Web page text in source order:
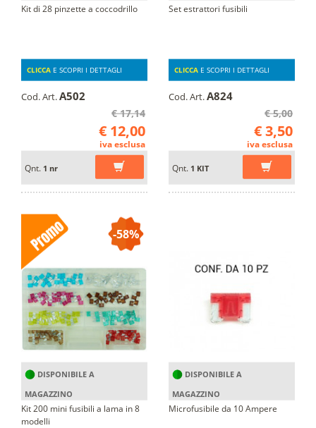
Kit di 28 pinzette a coccodrillo
CLICCA E SCOPRI I DETTAGLI
Cod. Art.A502
€ 17,14
€ 12,00
iva esclusa
Qnt. 1 nr
Set estrattori fusibili
CLICCA E SCOPRI I DETTAGLI
Cod. Art.A824
€ 5,00
€ 3,50
iva esclusa
Qnt. 1 KIT
-58%
DISPONIBILE A
MAGAZZINO
Kit 200 mini fusibili a lama in 8
modelli
DISPONIBILE A
MAGAZZINO
Microfusibile da 10 Ampere